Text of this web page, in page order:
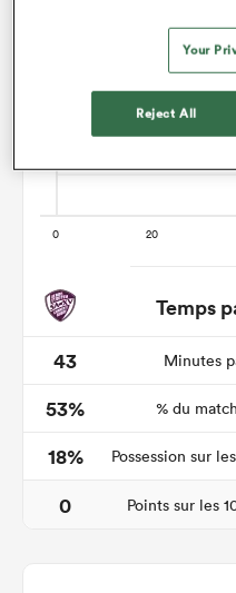
Temps
43
Minutes
53%
% du
18%
Possession sur
0
Points sur les
Your
Reject All